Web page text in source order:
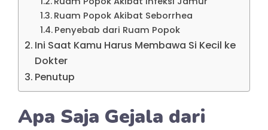
Ruam Popok Akibat Seborrhea
Penyebab dari Ruam Popok
Ini Saat Kamu Harus Membawa Si Kecil ke
Dokter
Penutup
Apa Saja Gejala dari